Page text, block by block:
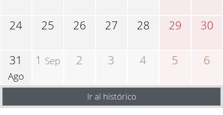
24 25 26 27 28 29 30
31
Ago
1 Sep 2 3 4 5 6
Ir al histórico